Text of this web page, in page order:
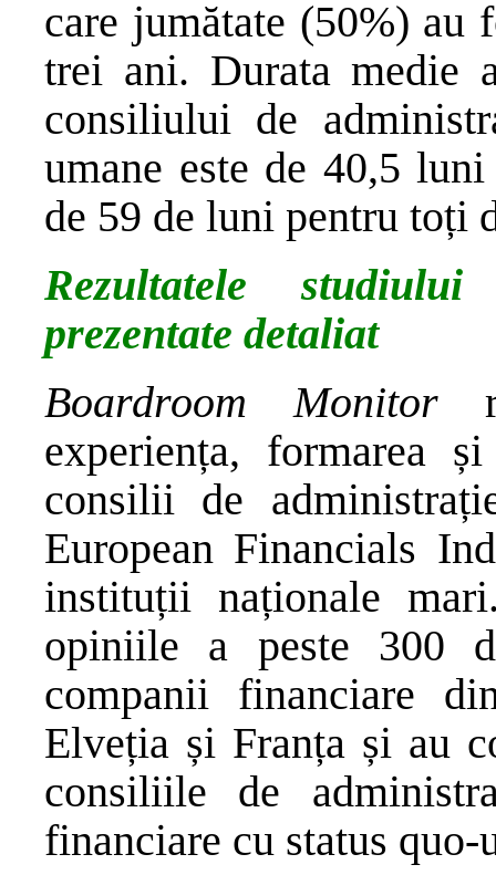
care jumătate (50%)
trei ani. Durata medie
consiliului de
umane este de 40,5
de 59 de luni pentru
Rezultatele
prezentate detaliat
Boardroom Monitor
experiența, formarea
consilii de
European Financials
instituții naționale
opiniile a peste 300
companii financiare
Elveția și Franța și au
consiliile de
financiare cu status